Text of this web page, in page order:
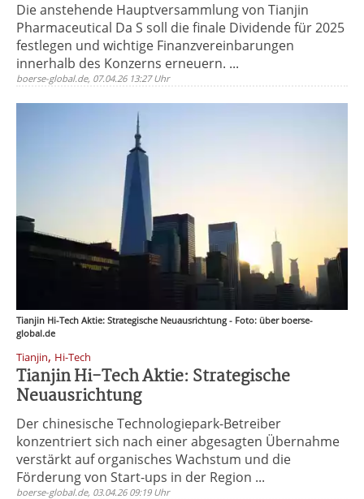
Die anstehende Hauptversammlung von Tianjin
Pharmaceutical Da S soll die finale Dividende für 2025
festlegen und wichtige Finanzvereinbarungen
innerhalb des Konzerns erneuern. ...
boerse-global.de, 07.04.26 13:27 Uhr
Tianjin Hi-Tech Aktie: Strategische Neuausrichtung - Foto: über boerse-
global.de
Tianjin, Hi-Tech
Tianjin Hi-Tech Aktie: Strategische
Neuausrichtung
Der chinesische Technologiepark-Betreiber
konzentriert sich nach einer abgesagten Übernahme
verstärkt auf organisches Wachstum und die
Förderung von Start-ups in der Region ...
boerse-global.de, 03.04.26 09:19 Uhr